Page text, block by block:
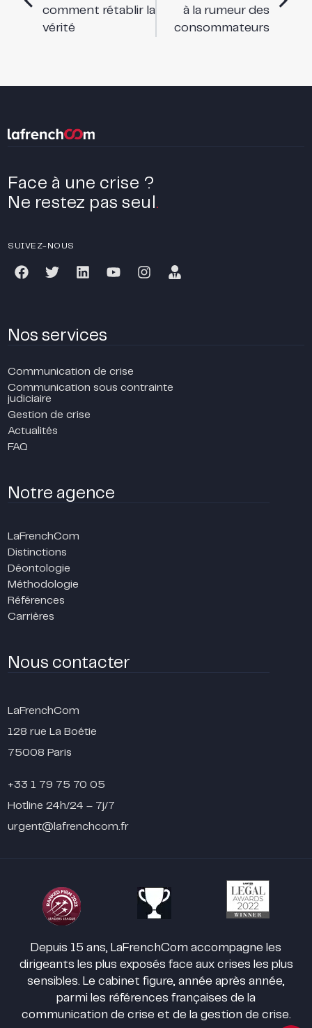
comment rétablir la
vérité
à la rumeur des
consommateurs
Face à une crise ?
Ne restez pas seul .
SUIVEZ-NOUS
Nos services
Communication de crise
Communication sous contrainte
judiciaire
Gestion de crise
Actualités
FAQ
Notre agence
LaFrenchCom
Distinctions
Déontologie
Méthodologie
Références
Carrières
Nous contacter
LaFrenchCom
128 rue La Boétie
75008 Paris
+33 1 79 75 70 05
Hotline 24h/24 – 7j/7
urgent@lafrenchcom.fr
Depuis 15 ans, LaFrenchCom accompagne les
dirigeants les plus exposés face aux crises les plus
sensibles. Le cabinet figure, année après année,
parmi les références françaises de la
communication de crise et de la gestion de crise.